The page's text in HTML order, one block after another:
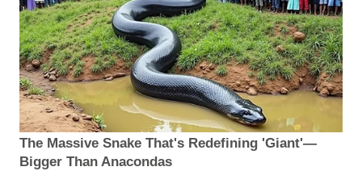
The Massive Snake That's Redefining 'Giant'—
Bigger Than Anacondas